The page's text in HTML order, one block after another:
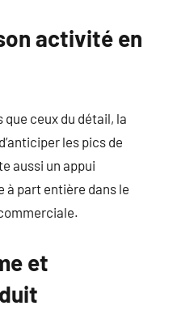
activité en
ceux du détail, la
les pics de
aussi un appui
à part entière dans le
et